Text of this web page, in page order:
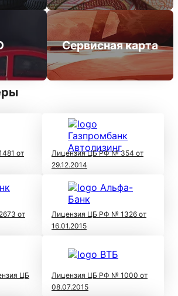
Сервисная карта
от
Лицензия ЦБ РФ № 354 от
29.12.2014
от
Лицензия ЦБ РФ № 1326 от
16.01.2015
ЦБ
Лицензия ЦБ РФ № 1000 от
08.07.2015